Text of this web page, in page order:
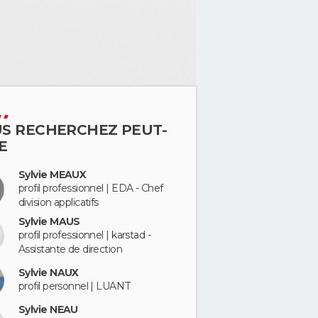
RECHERCHEZ PEUT-
Sylvie MEAUX
profil professionnel | EDA - Chef
division applicatifs
Sylvie MAUS
profil professionnel | karstad -
Assistante de direction
Sylvie NAUX
profil personnel | LUANT
Sylvie NEAU